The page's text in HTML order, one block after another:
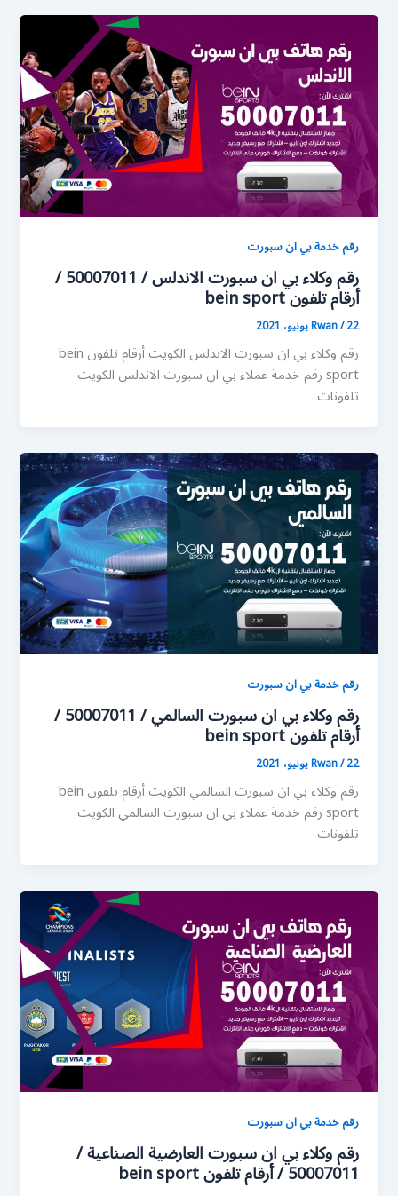
رقم خدمة بي ان سبورت
رقم وكلاء بي ان سبورت الاندلس / 50007011 /
أرقام تلفون bein sport
Rwan/22 يونيو، 2021
رقم وكلاء بي ان سبورت الاندلس الكويت أرقام تلفون bein
sport رقم خدمة عملاء بي ان سبورت الاندلس الكويت
تلفونات
رقم خدمة بي ان سبورت
رقم وكلاء بي ان سبورت السالمي / 50007011 /
أرقام تلفون bein sport
Rwan/22 يونيو، 2021
رقم وكلاء بي ان سبورت السالمي الكويت أرقام تلفون bein
sport رقم خدمة عملاء بي ان سبورت السالمي الكويت
تلفونات
رقم خدمة بي ان سبورت
رقم وكلاء بي ان سبورت العارضية الصناعية /
50007011 / أرقام تلفون bein sport